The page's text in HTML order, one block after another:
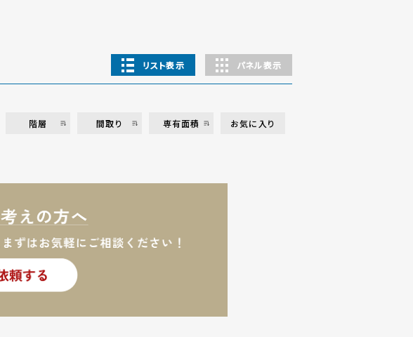
リスト表示 パネル表示
階層 間取り 専有面積 お気に入り